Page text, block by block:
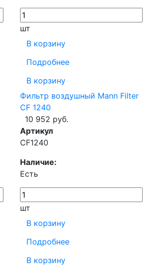
шт
В корзину
Подробнее
В корзину
Фильтр воздушный Mann Filter
CF 1240
10 952 руб.
Артикул
CF1240
Наличие:
Есть
шт
В корзину
Подробнее
В корзину